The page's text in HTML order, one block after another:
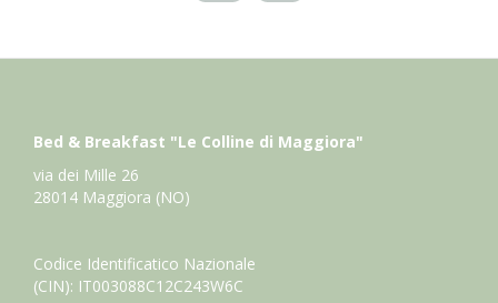
Bed & Breakfast "Le Colline di Maggiora"
via dei Mille 26
28014 Maggiora (NO)
Codice Identificatico Nazionale
(CIN): IT003088C12C243W6C